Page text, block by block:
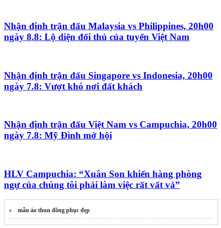
Nhận định trận đấu Malaysia vs Philippines, 20h00
ngày 8.8: Lộ diện đối thủ của tuyển Việt Nam
Nhận định trận đấu Singapore vs Indonesia, 20h00
ngày 7.8: Vượt khó nơi đất khách
Nhận định trận đấu Việt Nam vs Campuchia, 20h00
ngày 7.8: Mỹ Đình mở hội
HLV Campuchia: “Xuân Son khiến hàng phòng
ngự của chúng tôi phải làm việc rất vất vả”
mẫu áo thun đồng phục đẹp